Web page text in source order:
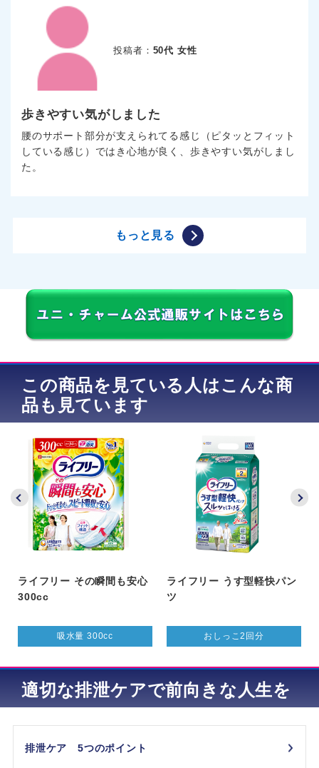
投稿者： 50代 女性
歩きやすい気がしました
腰のサポート部分が支えられてる感じ（ピタッとフィット
している感じ）ではき心地が良く、歩きやすい気がしまし
た。
もっと見る
この商品を見ている人はこんな商
品も見ています
ライフリー その瞬間も安心
300cc
吸水量 300cc
ライフリー うす型軽快パン
ツ
おしっこ2回分
適切な排泄ケアで前向きな人生を
排泄ケア 5つのポイント